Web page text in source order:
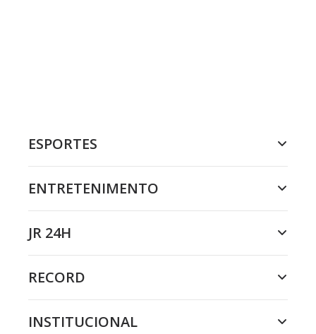
ESPORTES
ENTRETENIMENTO
JR 24H
RECORD
INSTITUCIONAL